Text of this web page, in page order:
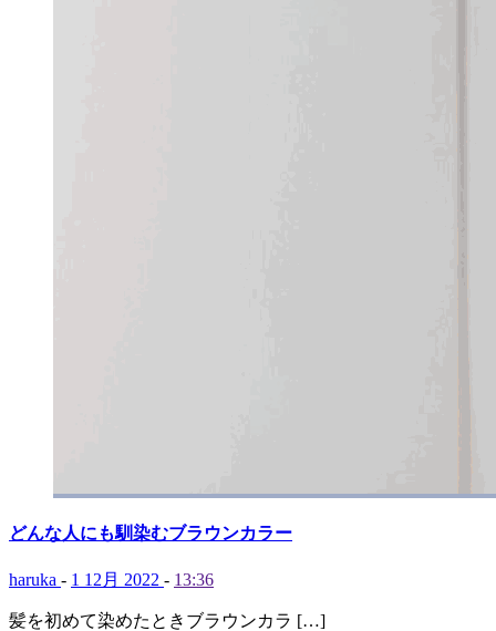
どんな人にも馴染むブラウンカラー
haruka - 1 12月 2022 - 13:36
髪を初めて染めたときブラウンカラ […]